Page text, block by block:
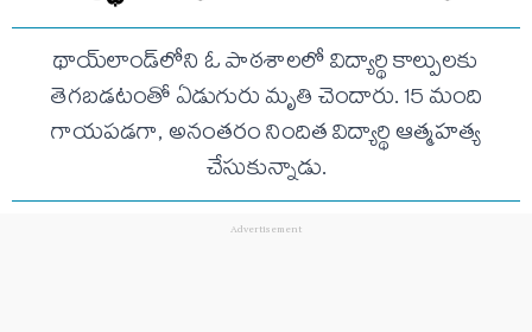
థాయ్‌లాండ్‌లోని ఓ పాఠశాలలో విద్యార్థి కాల్పులకు
తెగబడటంతో ఏడుగురు మృతి చెందారు. 15 మంది
గాయపడగా, అనంతరం నిందిత విద్యార్థి ఆత్మహత్య
చేసుకున్నాడు.